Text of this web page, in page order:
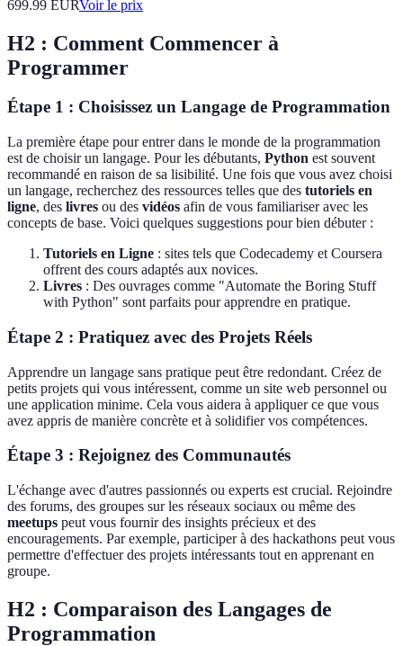
699.99 EURVoir le prix
H2 : Comment Commencer à
Programmer
Étape 1 : Choisissez un Langage de Programmation
La première étape pour entrer dans le monde de la programmation
est de choisir un langage. Pour les débutants, Python est souvent
recommandé en raison de sa lisibilité. Une fois que vous avez choisi
un langage, recherchez des ressources telles que des tutoriels en
ligne, des livres ou des vidéos afin de vous familiariser avec les
concepts de base. Voici quelques suggestions pour bien débuter :
Tutoriels en Ligne : sites tels que Codecademy et Coursera
offrent des cours adaptés aux novices.
Livres : Des ouvrages comme "Automate the Boring Stuff
with Python" sont parfaits pour apprendre en pratique.
Étape 2 : Pratiquez avec des Projets Réels
Apprendre un langage sans pratique peut être redondant. Créez de
petits projets qui vous intéressent, comme un site web personnel ou
une application minime. Cela vous aidera à appliquer ce que vous
avez appris de manière concrète et à solidifier vos compétences.
Étape 3 : Rejoignez des Communautés
L'échange avec d'autres passionnés ou experts est crucial. Rejoindre
des forums, des groupes sur les réseaux sociaux ou même des
meetups peut vous fournir des insights précieux et des
encouragements. Par exemple, participer à des hackathons peut vous
permettre d'effectuer des projets intéressants tout en apprenant en
groupe.
H2 : Comparaison des Langages de
Programmation